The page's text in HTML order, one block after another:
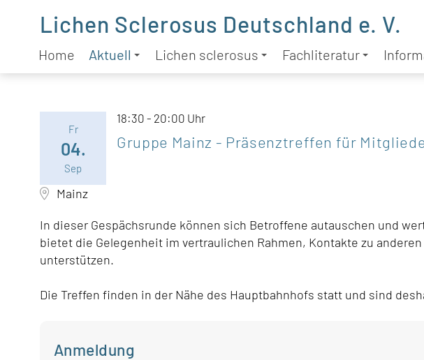
Lichen Sclerosus Deutschland e. V.
Home Aktuell Lichen sclerosus Fachliteratur
Fr
04.
Sep
18:30 - 20:00 Uhr
Gruppe Mainz - Präsenztreffen für
Mainz
In dieser Gespächsrunde können sich Betroffene autauschen und
bietet die Gelegenheit im vertraulichen Rahmen, Kontakte zu
unterstützen.
Die Treffen finden in der Nähe des Hauptbahnhofs statt und sind
Anmeldung